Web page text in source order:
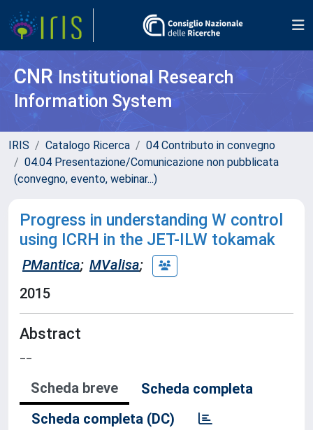
CNR Institutional Research
Information System
IRIS Catalogo Ricerca
04 Contributo in convegno
04.04 Presentazione/Comunicazione non pubblicata
(convegno, evento, webinar...)
Progress in understanding W control
using ICRH in the JET-ILW tokamak
PMantica; MValisa;
2015
Abstract
Scheda breve
Scheda completa
Scheda completa (DC)